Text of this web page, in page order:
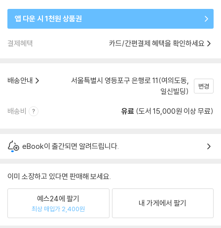
앱 다운 시 1천원 상품권
결제혜택 카드/간편결제 혜택을 확인하세요
배송안내
서울특별시 영등포구 은행로 11(여의도동,
일신빌딩)
변경
배송비 유료 (도서 15,000원 이상 무료)
eBook이 출간되면 알려드립니다.
이미 소장하고 있다면 판매해 보세요.
예스24에 팔기
최상 매입가 2,400원
내 가게에서 팔기